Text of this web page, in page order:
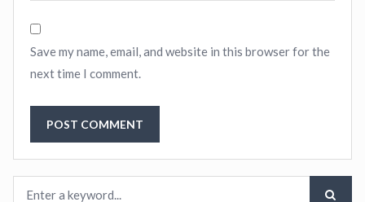
Save my name, email, and website in this browser for the
next time I comment.